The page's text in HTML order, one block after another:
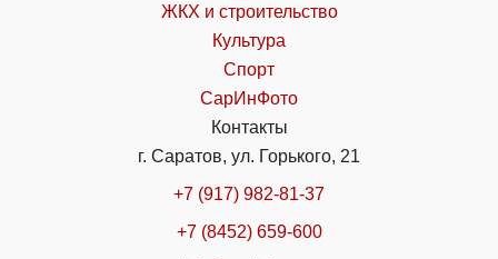
ЖКХ и строительство
Культура
Спорт
СарИнФото
Контакты
г. Саратов, ул. Горького, 21
+7 (917) 982-81-37
+7 (8452) 659-600